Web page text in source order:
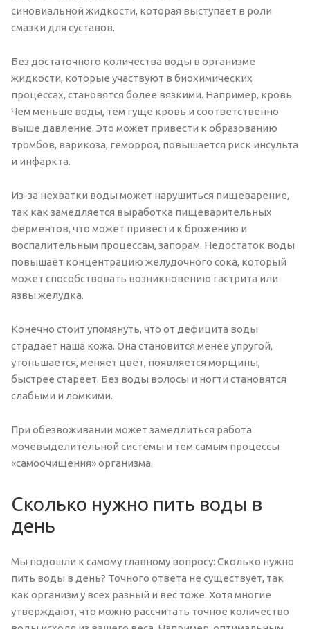
синовиальной жидкости, которая выступает в роли
смазки для суставов.
Без достаточного количества воды в организме
жидкости, которые участвуют в биохимических
процессах, становятся более вязкими. Например, кровь.
Чем меньше воды, тем гуще кровь и соответственно
выше давление. Это может привести к образованию
тромбов, варикоза, геморроя, повышается риск инсульта
и инфаркта.
Из-за нехватки воды может нарушиться пищеварение,
так как замедляется выработка пищеварительных
ферментов, что может привести к брожению и
воспалительным процессам, запорам. Недостаток воды
повышает концентрацию желудочного сока, который
может способствовать возникновению гастрита или
язвы желудка.
Конечно стоит упомянуть, что от дефицита воды
страдает наша кожа. Она становится менее упругой,
утоньшается, меняет цвет, появляется морщины,
быстрее стареет. Без воды волосы и ногти становятся
слабыми и ломкими.
При обезвоживании может замедлиться работа
мочевыделительной системы и тем самым процессы
«самоочищения» организма.
Сколько нужно пить воды в
день
Мы подошли к самому главному вопросу: Сколько нужно
пить воды в день? Точного ответа не существует, так
как организм у всех разный и вес тоже. Хотя многие
утверждают, что можно рассчитать точное количество